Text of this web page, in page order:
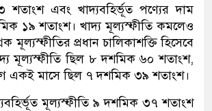
এবং খাদ্যবহির্ভূত পণ্যের দাম
১৯ শতাংশ। খাদ্য মূল্যস্ফীতি কমলেও
মূল্যস্ফীতির প্রধান চালিকাশক্তি হিসেবে
মূল্যস্ফীতি ছিল ৮ দশমিক ৬০ শতাংশ,
একই মাসে ছিল ৭ দশমিক ৩৯ শতাংশ।
মূল্যস্ফীতি ৯ দশমিক ৩৭ শতাংশ